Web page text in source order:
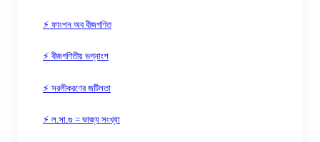
⚡ ফাংশন অব বীজগণিত
⚡ বীজগণিতীয় ভগ্নাংশ
⚡ সরলীকরণের জটিলতা
⚡ ল.সা.গু = ভাজ্য সংখ্যা